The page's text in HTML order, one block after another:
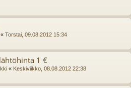
« Torstai, 09.08.2012 15:34
1 €
« Keskiviikko, 08.08.2012 22:38